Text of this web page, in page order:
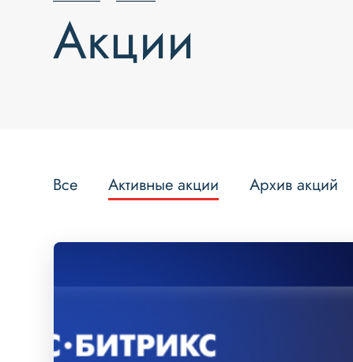
Акции
Все Активные акции Архив акций